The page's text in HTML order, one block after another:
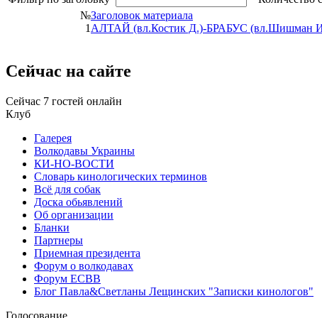
№Заголовок материала
1 АЛТАЙ (вл.Костик Д.)-БРАБУС (вл.Шишман
Сейчас на сайте
Сейчас 7 гостей онлайн
Клуб
Галерея
Волкодавы Украины
КИ-НО-ВОСТИ
Словарь кинологических терминов
Всё для собак
Доска обьявлений
Об организации
Бланки
Партнеры
Приемная президента
Форум о волкодавах
Форум ЕСВВ
Блог Павла&Светланы Лещинских "Записки кинологов"
Голосование